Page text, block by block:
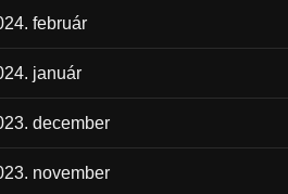
február
január
december
november